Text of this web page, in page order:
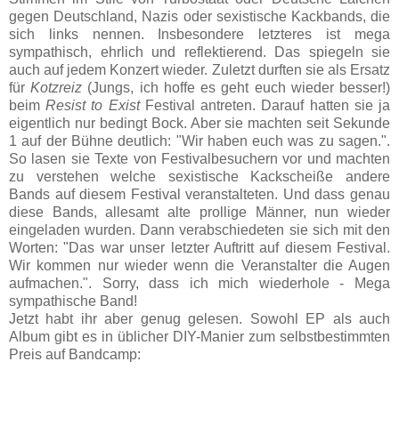
gegen Deutschland, Nazis oder sexistische Kackbands, die
sich links nennen. Insbesondere letzteres ist mega
sympathisch, ehrlich und reflektierend. Das spiegeln sie
auch auf jedem Konzert wieder. Zuletzt durften sie als Ersatz
fürKotzreiz (Jungs, ich hoffe es geht euch wieder besser!)
beimResist to ExistFestival antreten. Darauf hatten sie ja
eigentlich nur bedingt Bock. Aber sie machten seit Sekunde
1 auf der Bühne deutlich: "Wir haben euch was zu sagen.".
So lasen sie Texte von Festivalbesuchern vor und machten
zu verstehen welche sexistische Kackscheiße andere
Bands auf diesem Festival veranstalteten. Und dass genau
diese Bands, allesamt alte prollige Männer, nun wieder
eingeladen wurden. Dann verabschiedeten sie sich mit den
Worten: "Das war unser letzter Auftritt auf diesem Festival.
Wir kommen nur wieder wenn die Veranstalter die Augen
aufmachen.". Sorry, dass ich mich wiederhole - Mega
sympathische Band!
Jetzt habt ihr aber genug gelesen. Sowohl EP als auch
Album gibt es in üblicher DIY-Manier zum selbstbestimmten
Preis auf Bandcamp: